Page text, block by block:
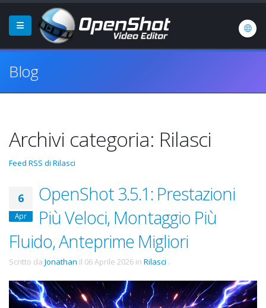
Blog
Archivi categoria: Rilasci
Feed RSS di Rilasci
6
Apr
OpenShot 3.5.1: Prestazioni
Più Veloci, Montaggio Più
Fluido, Anteprime Migliori
Scritto da Jonathan il 06 Aprile 2026 in Rilasci .